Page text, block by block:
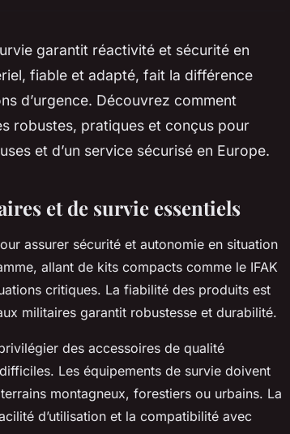
garantit réactivité et sécurité en
fiable et adapté, fait la différence
d’urgence. Découvrez comment
robustes, pratiques et conçus pour
et d’un service sécurisé en Europe.
et de survie essentiels
assurer sécurité et autonomie en situation
allant de kits compacts comme le IFAK
critiques. La fiabilité des produits est
militaires garantit robustesse et durabilité.
des accessoires de qualité
Les équipements de survie doivent
montagneux, forestiers ou urbains. La
d’utilisation et la compatibilité avec